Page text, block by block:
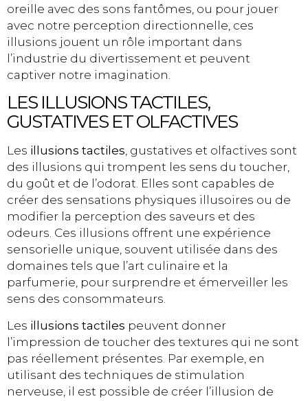
oreille avec des sons fantômes, ou pour jouer
avec notre perception directionnelle, ces
illusions jouent un rôle important dans
l’industrie du divertissement et peuvent
captiver notre imagination.
LES ILLUSIONS TACTILES,
GUSTATIVES ET OLFACTIVES
Les illusions tactiles, gustatives et olfactives sont
des illusions qui trompent les sens du toucher,
du goût et de l’odorat. Elles sont capables de
créer des sensations physiques illusoires ou de
modifier la perception des saveurs et des
odeurs. Ces illusions offrent une expérience
sensorielle unique, souvent utilisée dans des
domaines tels que l’art culinaire et la
parfumerie, pour surprendre et émerveiller les
sens des consommateurs.
Les illusions tactiles peuvent donner
l’impression de toucher des textures qui ne sont
pas réellement présentes. Par exemple, en
utilisant des techniques de stimulation
nerveuse, il est possible de créer l’illusion de